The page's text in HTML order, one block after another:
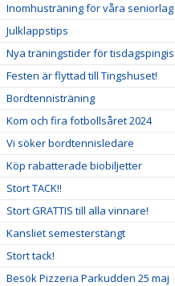
Inomhusträning för våra
Julklappstips
Nya träningstider för
Festen är flyttad till Tingshuset!
Bordtennisträning
Kom och fira fotbollsåret 2024
Vi söker bordtennisledare
Köp rabatterade biobiljetter
Stort TACK!!
Stort GRATTIS till alla vinnare!
Kansliet semesterstängt
Stort tack!
Besök Pizzeria Parkudden 25 maj